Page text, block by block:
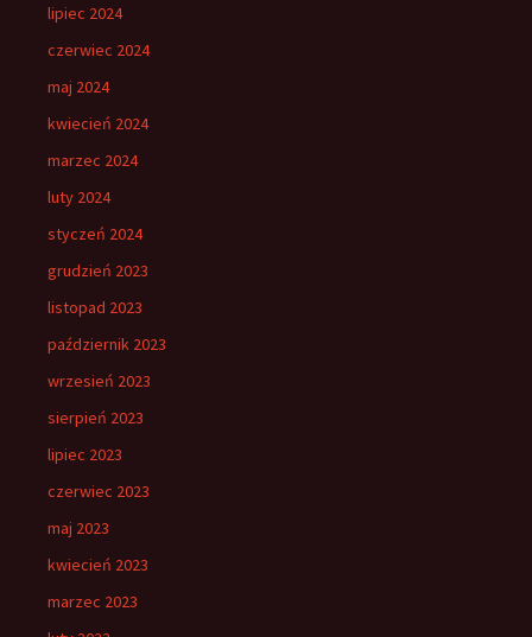
lipiec 2024
czerwiec 2024
maj 2024
kwiecień 2024
marzec 2024
luty 2024
styczeń 2024
grudzień 2023
listopad 2023
październik 2023
wrzesień 2023
sierpień 2023
lipiec 2023
czerwiec 2023
maj 2023
kwiecień 2023
marzec 2023